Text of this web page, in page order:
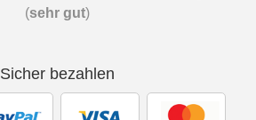
(sehr gut)
Sicher bezahlen